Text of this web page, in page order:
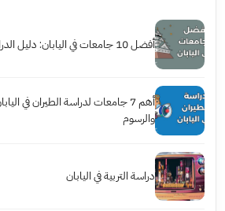
أفضل 10 جامعات في اليابان: دليل الدراسة والقبول
أهم 7 جامعات لدراسة الطيران في
والرسوم
دراسة التربية في اليابان